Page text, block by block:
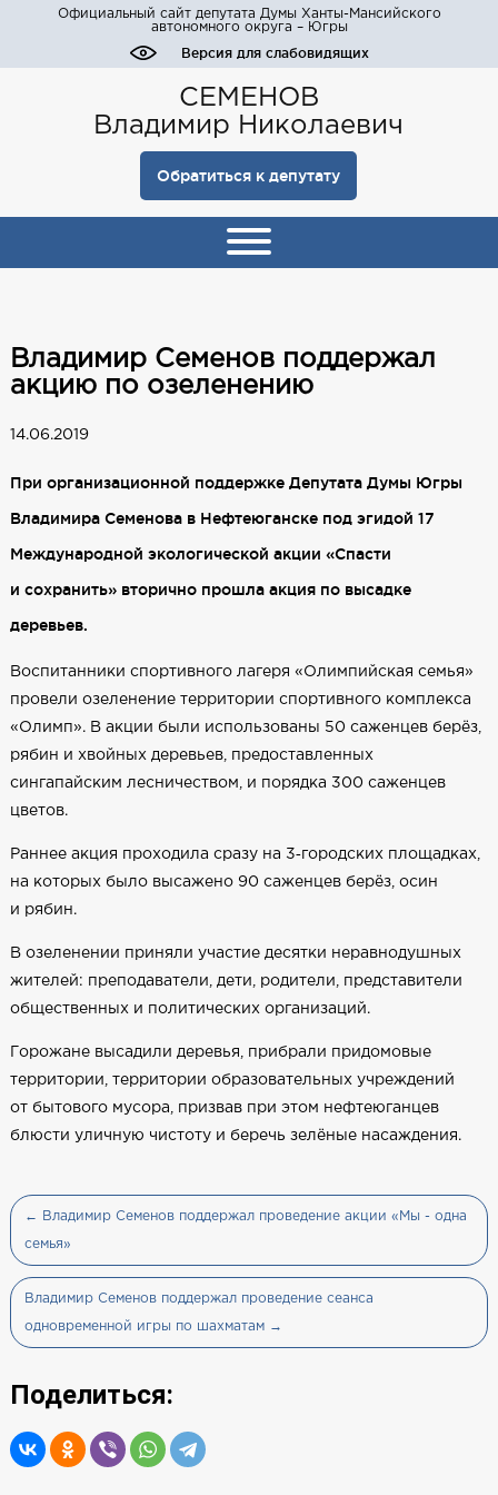
Официальный сайт депутата Думы Ханты-Мансийского
автономного округа – Югры
Версия для слабовидящих
СЕМЕНОВ
Владимир Николаевич
Обратиться к депутату
Владимир Семенов поддержал
акцию по озеленению
14.06.2019
При организационной поддержке Депутата Думы Югры
Владимира Семенова в Нефтеюганске под эгидой 17
Международной экологической акции «Спасти
и сохранить» вторично прошла акция по высадке
деревьев.
Воспитанники спортивного лагеря «Олимпийская семья»
провели озеленение территории спортивного комплекса
«Олимп». В акции были использованы 50 саженцев берёз,
рябин и хвойных деревьев, предоставленных
сингапайским лесничеством, и порядка 300 саженцев
цветов.
Раннее акция проходила сразу на 3‑городских площадках,
на которых было высажено 90 саженцев берёз, осин
и рябин.
В озеленении приняли участие десятки неравнодушных
жителей: преподаватели, дети, родители, представители
общественных и политических организаций.
Горожане высадили деревья, прибрали придомовые
территории, территории образовательных учреждений
от бытового мусора, призвав при этом нефтеюганцев
блюсти уличную чистоту и беречь зелёные насаждения.
← Владимир Семенов поддержал проведение акции «Мы - одна
семья»
Владимир Семенов поддержал проведение сеанса
одновременной игры по шахматам →
Поделиться: